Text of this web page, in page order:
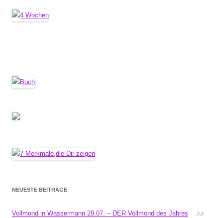
NEUESTE BEITRÄGE
Vollmond in Wassermann 29.07. – DER Vollmond des Jahres
Juli